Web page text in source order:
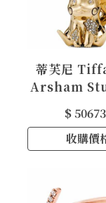
蒂芙尼
Arsham
Pokémon寶
名系列 –
鍊
$
收購價